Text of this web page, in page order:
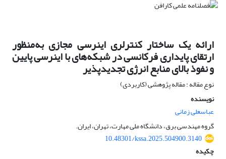
ارائه یک ساختار کنترلری اینرسی مجازی به‌منظور
ارتقای پایداری فرکانسی در شبکه‌های با اینرسی پایین
و نفوذ بالای منابع انرژی تجدیدپذیر
نوع مقاله : مقاله پژوهشی (کاربردی)
نویسنده
عباسعلی زمانی
گروه مهندسی برق، دانشگاه ملی مهارت، تهران، ایران.
10.48301/kssa.2025.504900.3140
چکیده